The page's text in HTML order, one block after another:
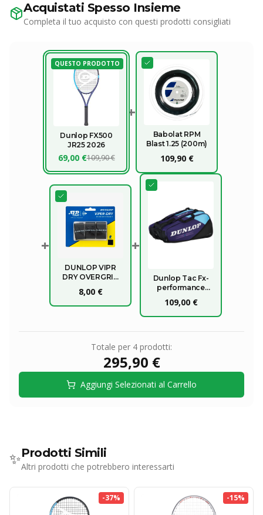
Acquistati Spesso Insieme
Completa il tuo acquisto con questi prodotti consigliati
QUESTO PRODOTTO
Dunlop FX500
JR25 2026
69,00 €109,90 €
+
Babolat RPM
Blast 1.25 (200m)
109,90 €
+
DUNLOP VIPR
DRY OVERGRIP
8,00 €
+
Dunlop Tac Fx-
performance
109,00 €
Totale per 4 prodotti:
295,90 €
Aggiungi Selezionati al Carrello
✨Prodotti Simili
Altri prodotti che potrebbero interessarti
-37% -15%